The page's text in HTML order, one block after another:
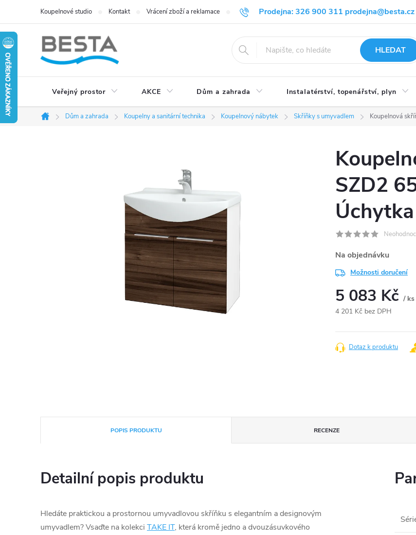
obsah
Prodejna: 326 900 311 prodejna@besta.cz
Koupelnové studio Kontakt Vrácení zboží a reklamace Blog Obchodní podmínky Ochrana osobních údajů
HLEDAT
Veřejný prostor AKCE Dům a zahrada Instalatérství, topenářství, plyn
Domů
Dům a zahrada Koupelny a sanitární technika Koupelnový nábytek Skříňky s umyvadlem Koupelnová
SZD2
Na objednávku
Možnosti doručení
5 083 Kč / ks
4 201 Kč bez DPH
cena:
Dotaz k produktu
POPIS PRODUKTU RECENZE
Detailní popis produktu
Hledáte praktickou a prostornou umyvadlovou skříňku s elegantním a designovým
umyvadlem? Vsaďte na kolekci TAKE IT, která kromě jedno a dvouzásuvkového